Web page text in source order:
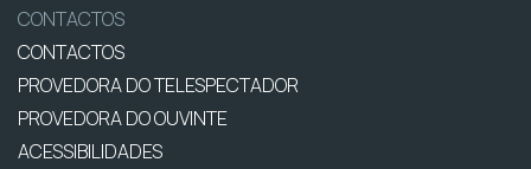
CONTACTOS
CONTACTOS
PROVEDORA DO TELESPECTADOR
PROVEDORA DO OUVINTE
ACESSIBILIDADES